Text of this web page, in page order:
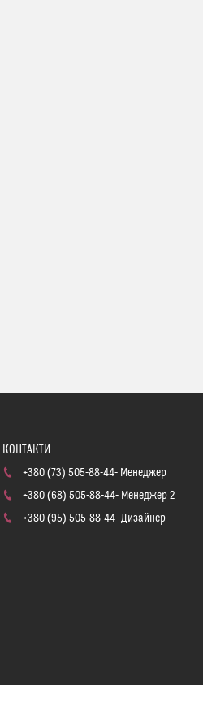
+380 (73) 505-88-44 Менеджер
+380 (68) 505-88-44 Менеджер 2
+380 (95) 505-88-44 Дизайнер